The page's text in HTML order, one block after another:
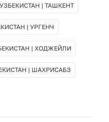
УЗБЕКИСТАН | ТАШКЕНТ
| УРГЕНЧ
| ХОДЖЕЙЛИ
| ШАХРИСАБЗ